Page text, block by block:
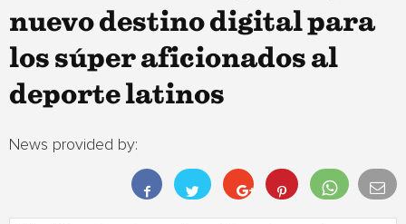
nuevo destino digital para
los súper aficionados al
deporte latinos
News provided by: